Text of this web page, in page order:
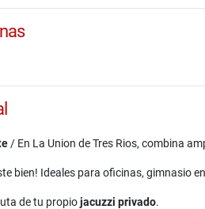
/ En La Union de Tres Rios, combina
bien! Ideales para oficinas, gimnasio
de tu propiojacuzzi privado.